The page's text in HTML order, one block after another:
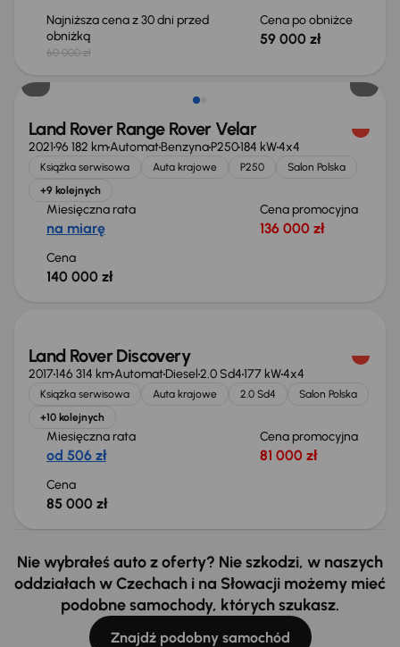
Najniższa cena z 30 dni przed
obniżką
60 000 zł
Cena po obniżce
59 000 zł
Możliwość odliczenia VAT
Land Rover Range Rover Velar
202196 182 kmAutomatBenzynaP250184 kW4x4
Książka serwisowa Auta krajowe P250
Salon Polska
+9 kolejnych
Miesięczna rata
na miarę
Cena promocyjna
136 000 zł
Cena
140 000 zł
Land Rover Discovery
2017146 314 kmAutomatDiesel2.0 Sd4177 kW4x4
Książka serwisowa Auta krajowe 2.0 Sd4
Salon Polska
+10 kolejnych
Miesięczna rata
od 506 zł
Cena promocyjna
81 000 zł
Cena
85 000 zł
Nie wybrałeś auto z oferty? Nie szkodzi, w naszych
oddziałach w Czechach i na Słowacji możemy mieć
podobne samochody, których szukasz.
Znajdź podobny samochód